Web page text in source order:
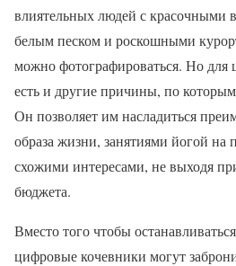
влиятельных людей с красочными
белым песком и роскошными
можно фотографироваться. Но для
есть и другие причины, по
Он позволяет им насладиться
образа жизни, занятиями йогой на
схожими интересами, не выходя
бюджета.
Вместо того чтобы
цифровые кочевники могут